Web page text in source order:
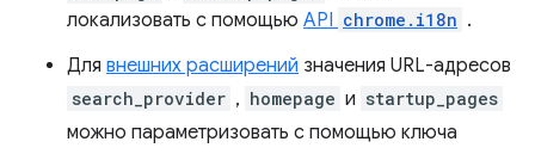
локализовать с помощью API chrome.i18n .
Для внешних расширений значения URL-адресов
search_provider , homepage и startup_pages
можно параметризовать с помощью ключа